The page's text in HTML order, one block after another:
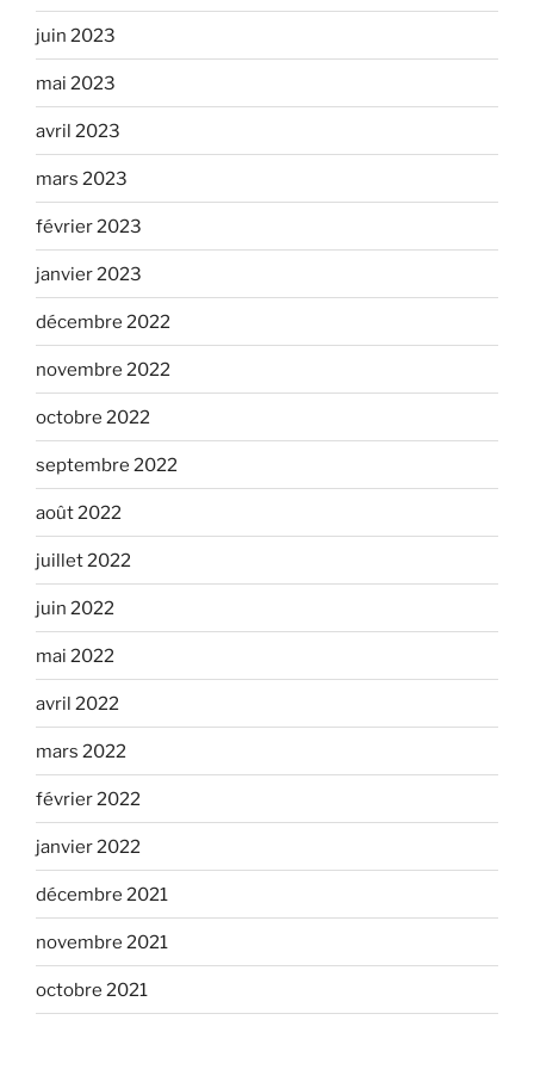
juin 2023
mai 2023
avril 2023
mars 2023
février 2023
janvier 2023
décembre 2022
novembre 2022
octobre 2022
septembre 2022
août 2022
juillet 2022
juin 2022
mai 2022
avril 2022
mars 2022
février 2022
janvier 2022
décembre 2021
novembre 2021
octobre 2021